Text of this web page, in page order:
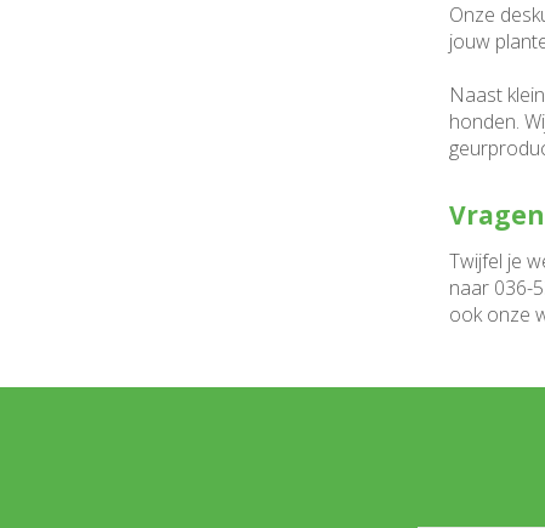
Onze
jouw
Naast
honden.
Twijfel je
naar 036-
ook onze